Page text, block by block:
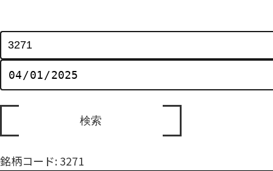
銘柄コード: 3271